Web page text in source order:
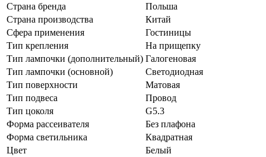
Страна бренда
Польша
Страна производства
Китай
Сфера применения
Гостиницы
Тип крепления
На прищепку
Тип лампочки (дополнительный) Галогеновая
Тип лампочки (основной)
Светодиодная
Тип поверхности
Матовая
Тип подвеса
Провод
Тип цоколя
G5.3
Форма рассеивателя
Без плафона
Форма светильника
Квадратная
Цвет
Белый